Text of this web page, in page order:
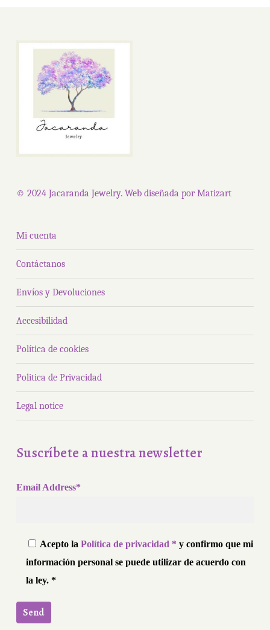
© 2024 Jacaranda Jewelry. Web diseñada porMatizart
Mi cuenta
Contáctanos
Envíos y Devoluciones
Accesibilidad
Política de cookies
Politica de Privacidad
Legal notice
Suscríbete a nuestra newsletter
Email Address*
Acepto la Política de privacidad * y confirmo que mi
información personal se puede utilizar de acuerdo con
la ley. *